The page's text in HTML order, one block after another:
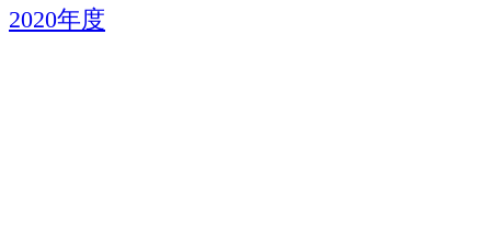
2020年度